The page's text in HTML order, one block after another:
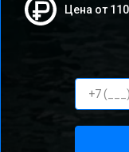
Цена от